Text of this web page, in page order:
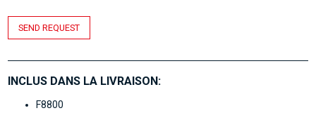
SEND REQUEST
INCLUS DANS LA LIVRAISON:
F8800